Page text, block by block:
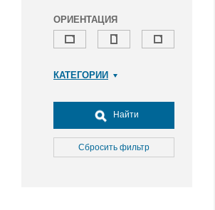
ОРИЕНТАЦИЯ
КАТЕГОРИИ
Досуг, туризм и отдых
Культура
Медицина
Найти
Сбросить фильтр